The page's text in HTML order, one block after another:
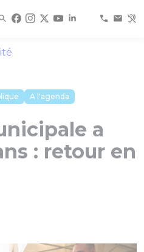
A l'agenda
a
: retour en